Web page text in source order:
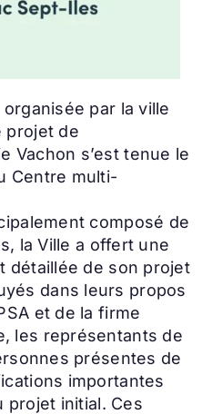
par la ville
projet de
Vachon s’est tenue le
Centre multi-
composé de
la Ville a offert une
détaillée de son projet
dans leurs propos
et de la firme
les représentants de
présentes de
importantes
projet initial. Ces